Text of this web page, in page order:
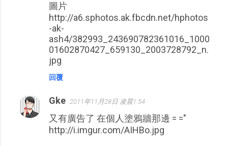
圖片
http://a6.sphotos.ak.fbcdn.net/hphotos
-ak-
ash4/382993_243690782361016_1000
01602870427_659130_2003728792_n.
jpg
回覆
Gke 2011年11月28日 凌晨1:54
又有廣告了 在個人塗鴉牆那邊 = ="
http://i.imgur.com/AIHBo.jpg